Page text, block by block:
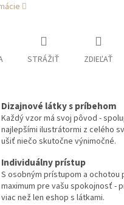
STRÁŽIŤ ZDIEĽAŤ
Dizajnové látky s príbehom
Každý vzor má svoj pôvod -
najlepšími ilustrátormi z celého
ušiť niečo skutočne výnimočné.
Individuálny prístup
S osobným prístupom a ochotou
maximum pre vašu spokojnosť -
viac než len eshop s látkami.